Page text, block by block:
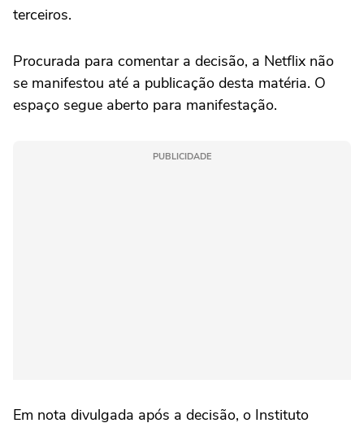
terceiros.
Procurada para comentar a decisão, a Netflix não
se manifestou até a publicação desta matéria. O
espaço segue aberto para manifestação.
PUBLICIDADE
Em nota divulgada após a decisão, o Instituto